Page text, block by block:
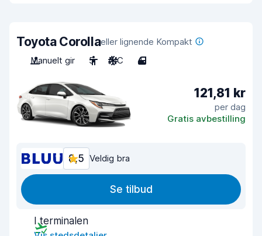
Toyota Corollaeller lignende Kompakt
Manuelt gir
5 A/C 4
121,81 kr
per dag
Gratis avbestilling
8,5 Veldig bra
Se tilbud
I terminalen